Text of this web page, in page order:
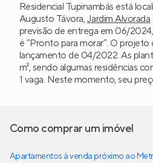
Residencial Tupinambás está
Augusto Távora,Jardim Alvorada
previsão de entrega em 06/
é “Pronto para morar”. O projeto
lançamento de 04/2022. As
m², sendo algumas residências
1 vaga. Neste momento, seu
Como comprar um imóvel
Apartamentos à venda próximo ao